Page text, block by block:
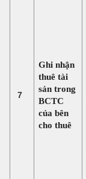
7
Ghi nhận
thuê tài
sản trong
BCTC
của bên
cho thuê